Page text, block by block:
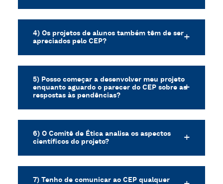
4) Os projetos de alunos também têm de ser
apreciados pelo CEP?
5) Posso começar a desenvolver meu projeto
enquanto aguardo o parecer do CEP sobre as
respostas às pendências?
6) O Comitê de Ética analisa os aspectos
científicos do projeto?
7) Tenho de comunicar ao CEP qualquer